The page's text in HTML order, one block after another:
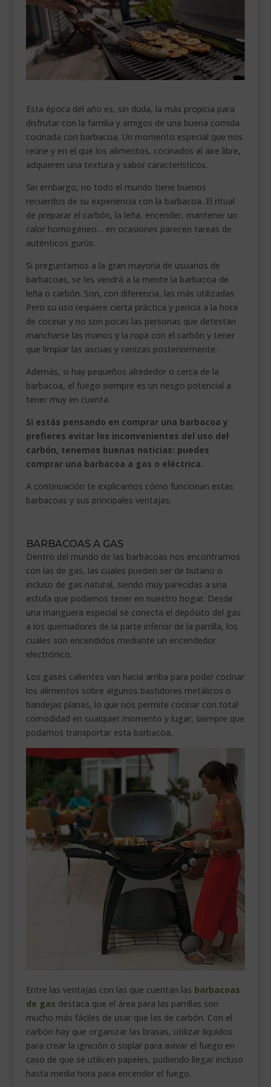
___________________________
VEURE EN CATALÀ
Esta época del año es, sin duda, la más propicia para
disfrutar con la familia y amigos de una buena comida
cocinada con barbacoa. Un momento especial que nos
reúne y en el que los alimentos, cocinados al aire libre,
adquieren una textura y sabor característicos.
Sin embargo, no todo el mundo tiene buenos
recuerdos de su experiencia con la barbacoa. El ritual
de preparar el carbón, la leña, encender, mantener un
calor homogéneo… en ocasiones parecen tareas de
auténticos gurús.
Si preguntamos a la gran mayoría de usuarios de
barbacoas, se les vendrá a la mente la barbacoa de
leña o carbón. Son, con diferencia, las más utilizadas.
Pero su uso requiere cierta práctica y pericia a la hora
de cocinar y no son pocas las personas que detestan
mancharse las manos y la ropa con el carbón y tener
que limpiar las ascuas y cenizas posteriormente.
Además, si hay pequeños alrededor o cerca de la
barbacoa, el fuego siempre es un riesgo potencial a
tener muy en cuenta.
Si estás pensando en comprar una barbacoa y
prefieres evitar los inconvenientes del uso del
carbón, tenemos buenas noticias: puedes
comprar una barbacoa a gas o eléctrica.
A continuación te explicamos cómo funcionan estas
barbacoas y sus principales ventajas.
BARBACOAS A GAS
Dentro del mundo de las barbacoas nos encontramos
con las de gas, las cuales pueden ser de butano o
incluso de gas natural, siendo muy parecidas a una
estufa que podamos tener en nuestro hogar. Desde
una manguera especial se conecta el depósito del gas
a los quemadores de la parte inferior de la parrilla, los
cuales son encendidos mediante un encendedor
electrónico.
Los gases calientes van hacia arriba para poder cocinar
los alimentos sobre algunos bastidores metálicos o
bandejas planas, lo que nos permite cocinar con total
comodidad en cualquier momento y lugar, siempre que
podamos transportar esta barbacoa.
Entre las ventajas con las que cuentan las barbacoas
de gas destaca que el área para las parrillas son
mucho más fáciles de usar que las de carbón. Con el
carbón hay que organizar las brasas, utilizar líquidos
para crear la ignición o soplar para avivar el fuego en
caso de que se utilicen papeles, pudiendo llegar incluso
hasta media hora para encender el fuego.